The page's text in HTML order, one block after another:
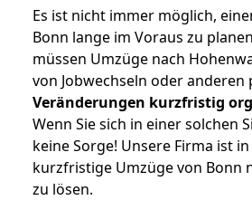
Es ist nicht immer möglich,
Bonn lange im Voraus zu
müssen Umzüge nach
von Jobwechseln oder anderen
Veränderungen kurzfristig
Wenn Sie sich in einer solchen
keine Sorge! Unsere Firma ist
kurzfristige Umzüge von Bonn
zu lösen.